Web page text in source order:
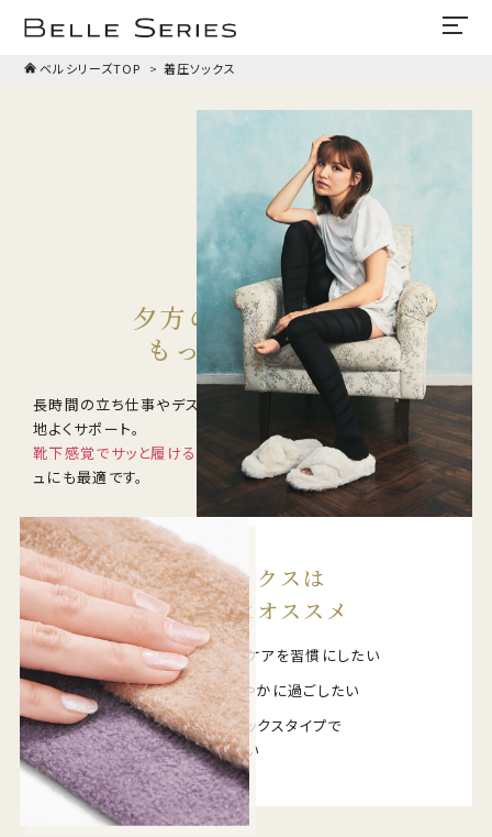
ベルシリーズTOP 着圧ソックス
夕方のお疲れ脚を
もっと軽やかに
長時間の立ち仕事やデスクワークで、どんより重くなった脚を心
地よくサポート。
靴下感覚でサッと履ける
から、寝ている間や帰宅後のリフレッシ
ュにも最適です。
着圧ソックスは
こんな方にオススメ
おやすみ前の脚ケアを習慣にしたい
翌朝スッキリ軽やかに過ごしたい
まずは手軽にソックスタイプで
脚ケアを始めたい